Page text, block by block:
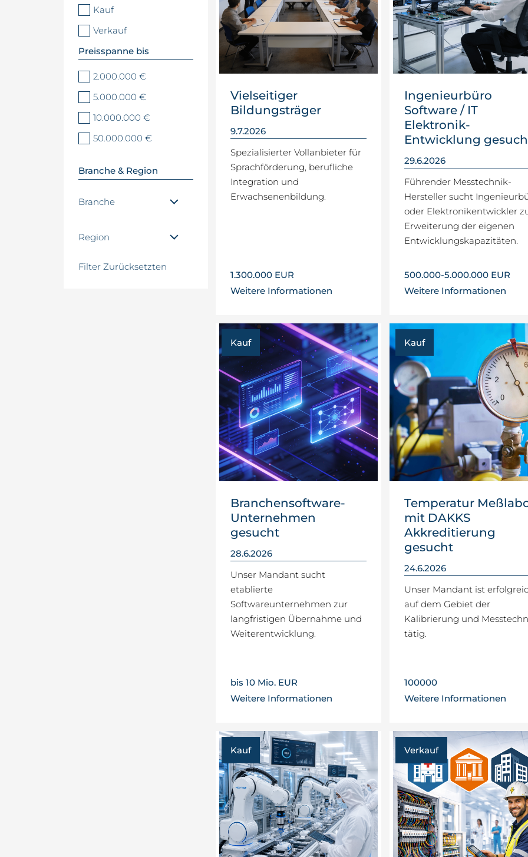
Kauf
Verkauf
Preisspanne bis
2.000.000 €
5.000.000 €
10.000.000 €
50.000.000 €
Branche & Region
Branche
Region
Filter Zurücksetzten
Vielseitiger
Bildungsträger
9.7.2026
Spezialisierter Vollanbieter für
Sprachförderung, berufliche
Integration und
Erwachsenenbildung.
1.300.000 EUR
Weitere Informationen
Ingenieurbüro
Software / IT
Elektronik-
Entwicklung
29.6.2026
Führender Messtechnik-
Hersteller sucht
oder Elektronikentwickler
Erweiterung der eigenen
Entwicklungskapazitäten.
500.000-5.000.000 EUR
Weitere Informationen
Kauf
Branchensoftware-
Unternehmen
gesucht
28.6.2026
Unser Mandant sucht
etablierte
Softwareunternehmen zur
langfristigen Übernahme und
Weiterentwicklung.
bis 10 Mio. EUR
Weitere Informationen
Kauf
Temperatur
mit DAKKS
Akkreditierung
gesucht
24.6.2026
Unser Mandant ist
auf dem Gebiet der
Kalibrierung und
tätig.
100000
Weitere Informationen
Kauf Verkauf